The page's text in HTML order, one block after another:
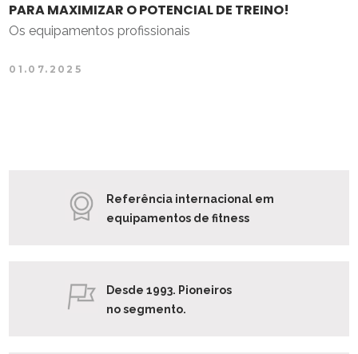
PARA MAXIMIZAR O POTENCIAL DE TREINO!
Os equipamentos profissionais
01.07.2025
Referência internacional em
equipamentos de fitness
Desde 1993. Pioneiros
no segmento.